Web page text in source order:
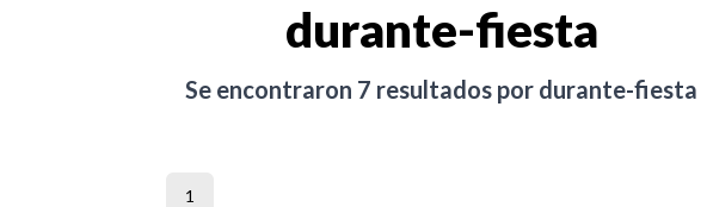
durante-fiesta
Se encontraron 7 resultados por durante-fiesta
1